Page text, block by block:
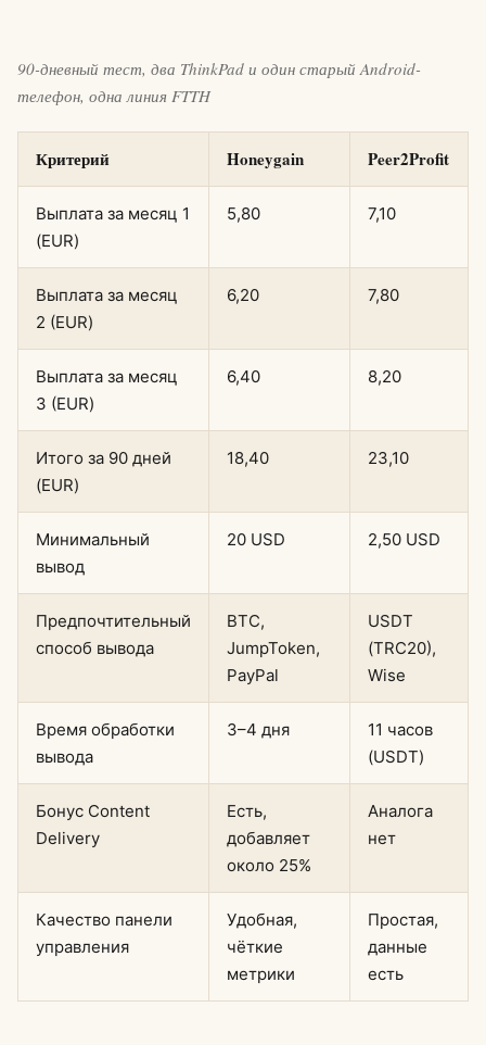
90-дневный тест, два ThinkPad и один старый Android-
телефон, одна линия FTTH
Критерий Honeygain Peer2Profit
Выплата за месяц 1
(EUR)
5,80 7,10
Выплата за месяц
2 (EUR)
6,20 7,80
Выплата за месяц
3 (EUR)
6,40 8,20
Итого за 90 дней
(EUR)
18,40 23,10
Минимальный
вывод
20 USD 2,50 USD
Предпочтительный
способ вывода
BTC,
JumpToken,
PayPal
USDT
(TRC20),
Wise
Время обработки
вывода
3–4 дня
11 часов
(USDT)
Бонус Content
Delivery
Есть,
добавляет
около 25%
Аналога
нет
Качество панели
управления
Удобная,
чёткие
метрики
Простая,
данные
есть